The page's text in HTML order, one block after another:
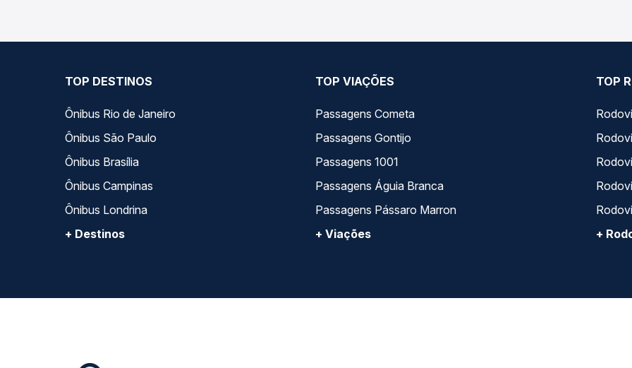
TOP DESTINOS
Ônibus Rio de Janeiro
Ônibus São Paulo
Ônibus Brasília
Ônibus Campinas
Ônibus Londrina
+ Destinos
TOP VIAÇÕES
Passagens Cometa
Passagens Gontijo
Passagens 1001
Passagens Águia Branca
Passagens Pássaro Marron
+ Viações
TOP
+